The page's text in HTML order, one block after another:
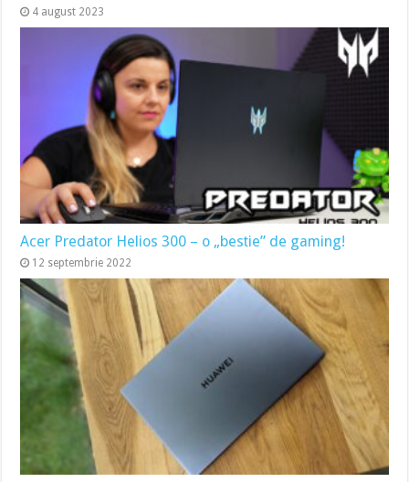
4 august 2023
Acer Predator Helios 300 – o „bestie” de gaming!
12 septembrie 2022